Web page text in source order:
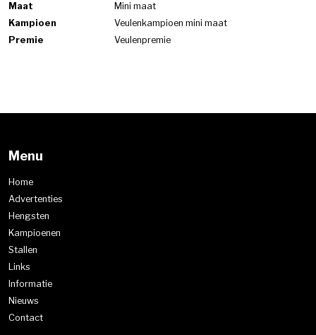
Maat
Mini maat
Kampioen
Veulenkampioen mini maat
Premie
Veulenpremie
Menu
Home
Advertenties
Hengsten
Kampioenen
Stallen
Links
Informatie
Nieuws
Contact